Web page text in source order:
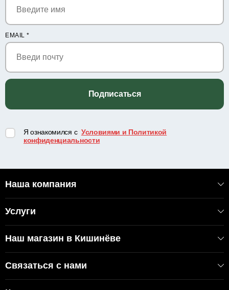
EMAIL *
Подписаться
Я ознакомился с Условиями и Политикой
конфиденциальности
Наша компания
Услуги
Наш магазин в Кишинёве
Связаться с нами